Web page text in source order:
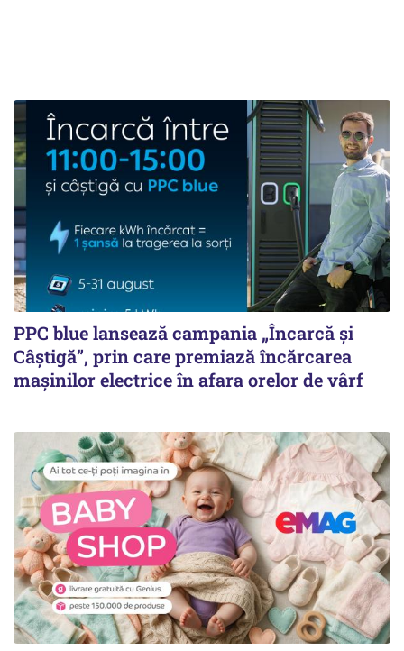
PPC blue lansează campania „Încarcă și
Câștigă”, prin care premiază încărcarea
mașinilor electrice în afara orelor de vârf